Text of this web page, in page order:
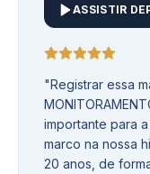
ASSISTIR
"Registrar essa
importante para
marco na nossa
20 anos, de